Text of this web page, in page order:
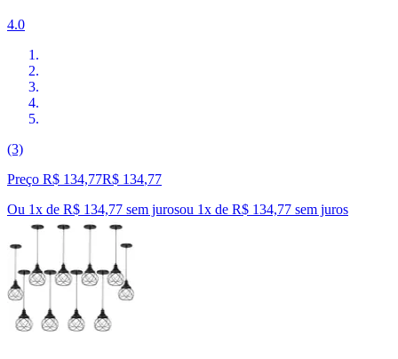
4.0
(3)
Preço R$ 134,77R$ 134,77
Ou 1x de R$ 134,77 sem jurosou 1x de R$ 134,77 sem juros